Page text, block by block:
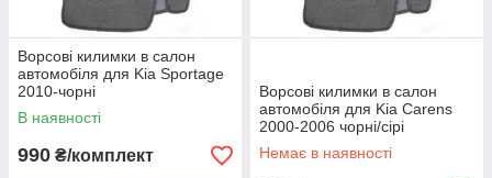
Ворсові килимки в салон
автомобіля для Kia Sportage
2010-чорні
В наявності
990 ₴/комплект
Ворсові килимки в салон
автомобіля для Kia Carens
2000-2006 чорні/сірі
Немає в наявності